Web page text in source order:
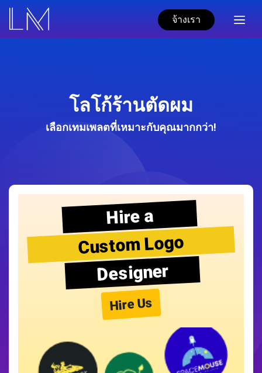
จ้างเรา
โลโก้ร้านตัดผม
เลือกเทมเพลตที่เหมาะกับคุณมากกว่า!
Hire a
Custom Logo
Designer
Hire Us